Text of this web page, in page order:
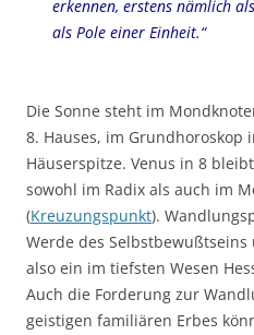
erkennen, erstens nämlich
als Pole einer Einheit.“
Die Sonne steht im
8. Hauses, im Grundhoroskop
Häuserspitze. Venus in 8
sowohl im Radix als auch im
(Kreuzungspunkt).
Werde des
also ein im tiefsten Wesen
Auch die Forderung zur
geistigen familiären Erbes